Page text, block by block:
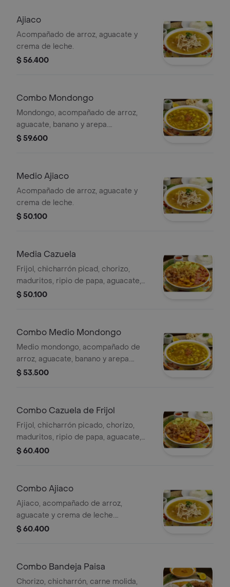
Ajiaco
Acompañado de arroz, aguacate y
crema de leche.
$ 56.400
Combo Mondongo
Mondongo, acompañado de arroz,
aguacate, banano y arepa.
acompañado de gaseosa sabor a
$ 59.600
Medio Ajiaco
Acompañado de arroz, aguacate y
crema de leche.
$ 50.100
Media Cazuela
Frijol, chicharrón picad, chorizo,
maduritos, ripio de papa, aguacate,
acompañada de arroz, arepa.
$ 50.100
Combo Medio Mondongo
Medio mondongo, acompañado de
arroz, aguacate, banano y arepa.
acompañado de gaseosa sabor a
$ 53.500
Combo Cazuela de Frijol
Frijol, chicharrón picado, chorizo,
maduritos, ripio de papa, aguacate,
acompañada de arroz, arepa.
$ 60.400
Combo Ajiaco
Ajiaco, acompañado de arroz,
aguacate y crema de leche.
acompañado de gaseosa sabor a
$ 60.400
Combo Bandeja Paisa
Chorizo, chicharrón, carne molida,